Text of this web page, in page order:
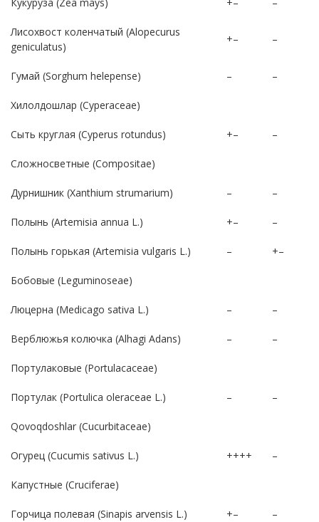
Лисохвост коленчатый (Alopecurus
geniculatus)
+– –
Гумай (Sorghum helepense) – –
Хилолдошлар (Cyperaceae)
Сыть круглая (Cyperus rotundus) +– –
Сложносветные (Compositae)
Дурнишник (Xanthium strumarium) – –
Полынь (Artemisia annua L.) +– –
Полынь горькая (Artemisia vulgaris L.) – +–
Бобовые (Leguminoseae)
Люцерна (Medicago sativa L.) – –
Верблюжья колючка (Alhagi Adans) – –
Портулаковые (Portulacaceae)
Портулак (Portulica oleraceae L.) – –
Qovoqdoshlar (Cucurbitaceae)
Огурец (Cucumis sativus L.) ++++ –
Капустные (Cruciferae)
Горчица полевая (Sinapis arvensis L.) +– –